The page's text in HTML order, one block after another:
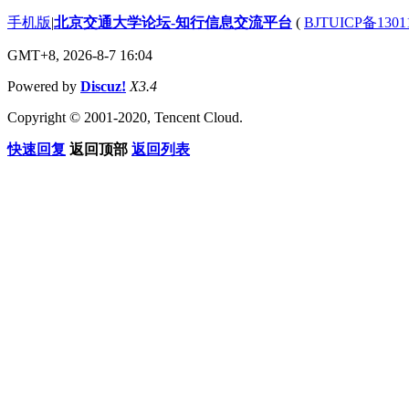
手机版|北京交通大学论坛-知行信息交流平台 ( BJTUICP备
GMT+8, 2026-8-7 16:04
Powered by Discuz! X3.4
Copyright © 2001-2020, Tencent Cloud.
快速回复 返回顶部 返回列表